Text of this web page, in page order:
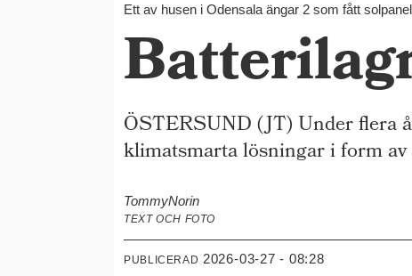
Ett av husen i Odensala ängar 2 som fått
ÖSTERSUND (JT) Under flera
klimatsmarta lösningar i form
TommyNorin
TEXT OCH FOTO
PUBLICERAD 2026-03-27 - 08:28